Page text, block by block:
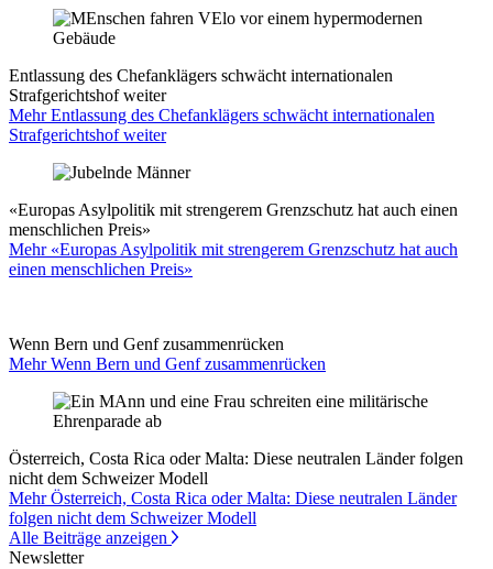
Entlassung des Chefanklägers schwächt internationalen
Strafgerichtshof weiter
Mehr Entlassung des Chefanklägers schwächt internationalen
Strafgerichtshof weiter
«Europas Asylpolitik mit strengerem Grenzschutz hat auch einen
menschlichen Preis»
Mehr «Europas Asylpolitik mit strengerem Grenzschutz hat auch
einen menschlichen Preis»
Wenn Bern und Genf zusammenrücken
Mehr Wenn Bern und Genf zusammenrücken
Österreich, Costa Rica oder Malta: Diese neutralen Länder folgen
nicht dem Schweizer Modell
Mehr Österreich, Costa Rica oder Malta: Diese neutralen Länder
folgen nicht dem Schweizer Modell
Alle Beiträge anzeigen
Newsletter